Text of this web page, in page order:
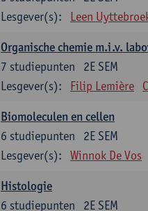
Lesgever(s):
Leen
Organische chemie m.i.v.
2E SEM
7 studiepunten
Lesgever(s):
Filip Lemière
Biomoleculen en cellen
2E SEM
6 studiepunten
Lesgever(s):
Winnok De Vos
Histologie
2E SEM
6 studiepunten